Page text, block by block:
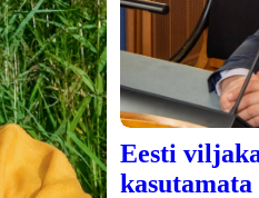
Eesti